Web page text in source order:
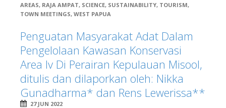
AREAS, RAJA AMPAT, SCIENCE, SUSTAINABILITY, TOURISM,
TOWN MEETINGS, WEST PAPUA
Penguatan Masyarakat Adat Dalam
Pengelolaan Kawasan Konservasi
Area Iv Di Perairan Kepulauan Misool,
ditulis dan dilaporkan oleh: Nikka
Gunadharma* dan Rens Lewerissa**
27 JUN 2022